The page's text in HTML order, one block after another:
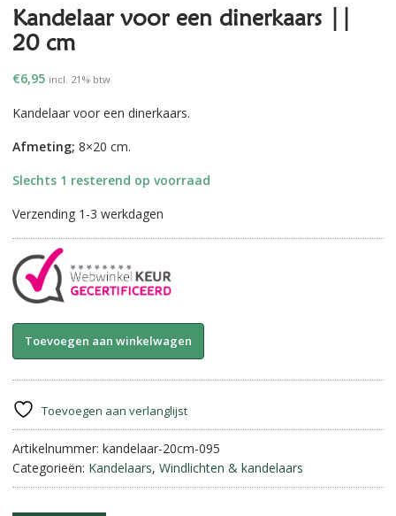
Kandelaar voor een dinerkaars ||
20 cm
€6,95 incl. 21% btw
Kandelaar voor een dinerkaars.
Afmeting; 8×20 cm.
Slechts 1 resterend op voorraad
Verzending 1-3 werkdagen
Kandelaar
voor
||
20
cm
aantal
Toevoegen aan winkelwagen
n
a
t
i
Toevoegen aan verlanglijst
Artikelnummer: kandelaar-20cm-095
Categorieën: Kandelaars, Windlichten & kandelaars